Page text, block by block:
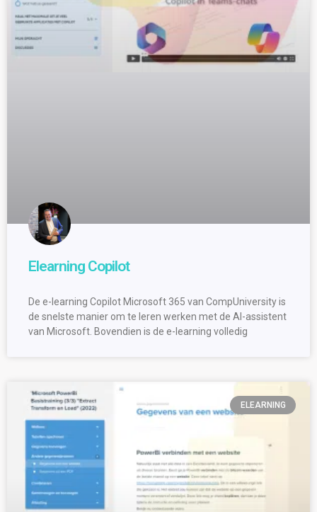
Elearning Copilot
De e-learning Copilot Microsoft 365 van CompUniversity is
de snelste manier om te leren werken met de AI-assistent
van Microsoft. Bovendien is de e-learning volledig
ELEARNING